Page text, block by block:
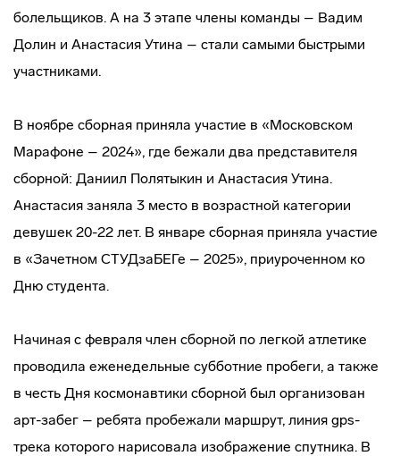
болельщиков. А на 3 этапе члены команды – Вадим
Долин и Анастасия Утина – стали самыми быстрыми
участниками.
В ноябре сборная приняла участие в «Московском
Марафоне – 2024», где бежали два представителя
сборной: Даниил Полятыкин и Анастасия Утина.
Анастасия заняла 3 место в возрастной категории
девушек 20-22 лет. В январе сборная приняла участие
в «Зачетном СТУДзаБЕГе – 2025», приуроченном ко
Дню студента.
Начиная с февраля член сборной по легкой атлетике
проводила еженедельные субботние пробеги, а также
в честь Дня космонавтики сборной был организован
арт-забег – ребята пробежали маршрут, линия gps-
трека которого нарисовала изображение спутника. В